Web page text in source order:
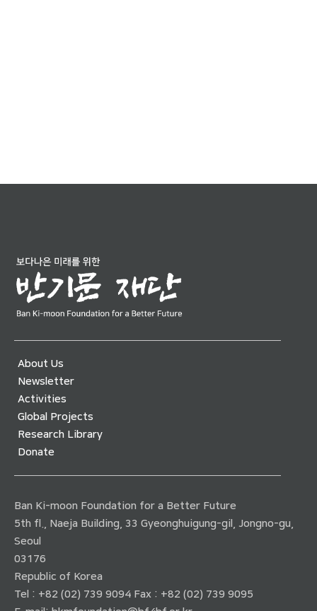
About Us
Newsletter
Activities
Global Projects
Research Library
Donate
Ban Ki-moon Foundation for a Better Future
5th fl., Naeja Building, 33 Gyeonghuigung-gil, Jongno-gu,
Seoul
03176
Republic of Korea
Tel : +82 (02) 739 9094 Fax : +82 (02) 739 9095